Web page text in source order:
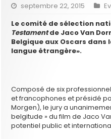
septembre 22, 2015
Le comité de sélection
Testamentde Jaco Van
Belgique aux Oscars dans
langue étrangère».
Composé de six
et francophones et présidé
Morgen), le jury a
belgitude » du film de Jaco
potentiel public et